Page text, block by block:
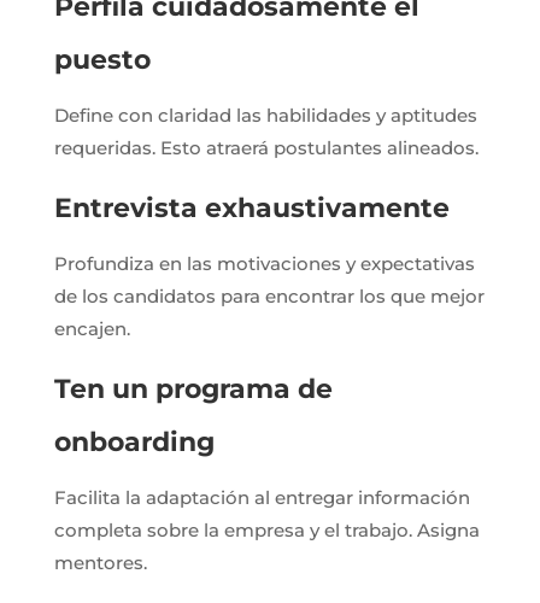
puesto
Define con claridad las habilidades y aptitudes
requeridas. Esto atraerá postulantes alineados.
Entrevista exhaustivamente
Profundiza en las motivaciones y expectativas
de los candidatos para encontrar los que mejor
encajen.
Ten un programa de
onboarding
Facilita la adaptación al entregar información
completa sobre la empresa y el trabajo. Asigna
mentores.